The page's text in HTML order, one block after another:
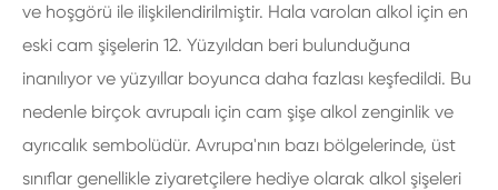
ve hoşgörü ile ilişkilendirilmiştir. Hala varolan alkol için en
eski cam şişelerin 12. Yüzyıldan beri bulunduğuna
inanılıyor ve yüzyıllar boyunca daha fazlası keşfedildi. Bu
nedenle birçok avrupalı için cam şişe alkol zenginlik ve
ayrıcalık sembolüdür. Avrupa'nın bazı bölgelerinde, üst
sınıflar genellikle ziyaretçilere hediye olarak alkol şişeleri